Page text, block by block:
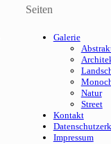
Seiten
Galerie
Natur
Street
Kontakt
Impressum